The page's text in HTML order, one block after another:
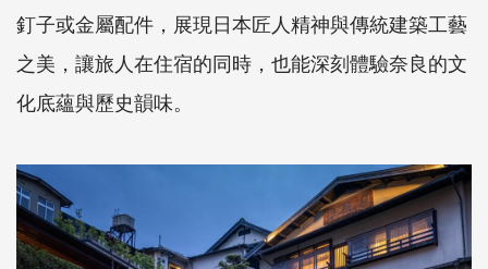
釘子或金屬配件，展現日本匠人精神與傳統建築工藝
之美，讓旅人在住宿的同時，也能深刻體驗奈良的文
化底蘊與歷史韻味。